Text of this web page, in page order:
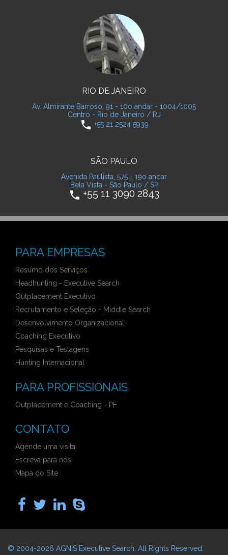
RIO DE JANEIRO
Av. Almirante Barroso, 91 - 10o andar - 1004/1005
Centro - Rio de Janeiro / RJ
phone +55 21 2524 5939
SÃO PAULO
Avenida Paulista, 575 - 19o andar
Bela Vista - São Paulo / SP
phone +55 11 3090 2843
PARA EMPRESAS
Resumo dos Serviços
Headhunting - Executive Search
Outplacement Executivo
Recrutamento e Seleção - Middle Search
Desenvolvimento Organizacional
Coaching Executivo
Pesquisas e Testagens
Hunting Internacional
PARA PROFISSIONAIS
Outplacement e Coaching - PF
CONTATO
Agende uma visita
Escreva para nós
Mapa do Site
© 2004-2026 AGNIS Executive Search . All Rights Reserved.